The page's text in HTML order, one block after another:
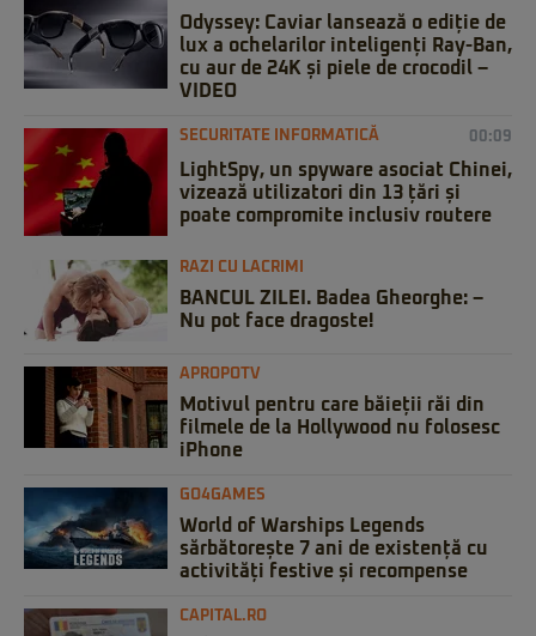
Odyssey: Caviar lansează o ediție de
lux a ochelarilor inteligenți Ray-Ban,
cu aur de 24K și piele de crocodil –
VIDEO
SECURITATE INFORMATICĂ 00:09
LightSpy, un spyware asociat Chinei,
vizează utilizatori din 13 țări și
poate compromite inclusiv routere
RAZI CU LACRIMI
BANCUL ZILEI. Badea Gheorghe: –
Nu pot face dragoste!
APROPOTV
Motivul pentru care băieții răi din
filmele de la Hollywood nu folosesc
iPhone
GO4GAMES
World of Warships Legends
sărbătorește 7 ani de existență cu
activități festive și recompense
CAPITAL.RO